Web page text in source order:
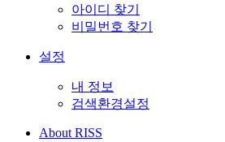
아이디 찾기
비밀번호 찾기
설정
내 정보
검색환경설정
About RISS